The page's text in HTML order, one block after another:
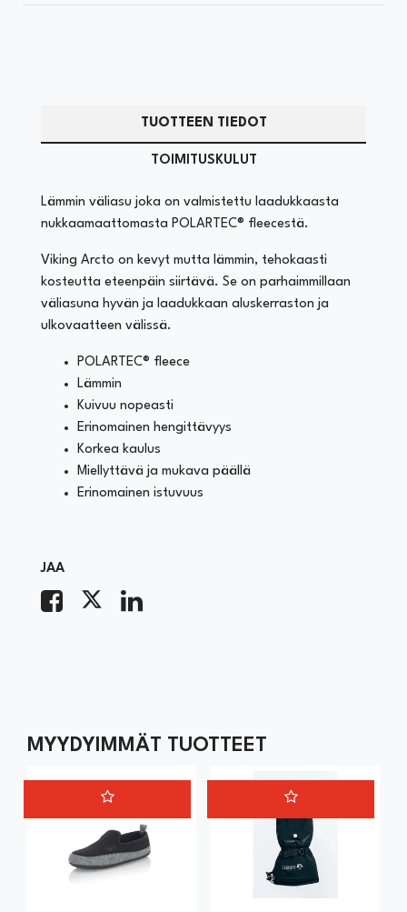
TUOTTEEN TIEDOT
TOIMITUSKULUT
Lämmin väliasu joka on valmistettu laadukkaasta
nukkaamaattomasta POLARTEC® fleecestä.
Viking Arcto on kevyt mutta lämmin, tehokaasti
kosteutta eteenpäin siirtävä. Se on parhaimmillaan
väliasuna hyvän ja laadukkaan aluskerraston ja
ulkovaatteen välissä.
POLARTEC® fleece
Lämmin
Kuivuu nopeasti
Erinomainen hengittävyys
Korkea kaulus
Miellyttävä ja mukava päällä
Erinomainen istuvuus
JAA
MYYDYIMMÄT TUOTTEET